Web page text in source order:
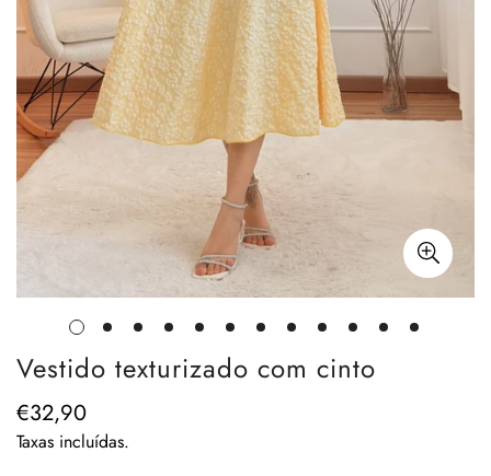
Vestido texturizado com cinto
Preço
regular
€32,90
Taxas incluídas.